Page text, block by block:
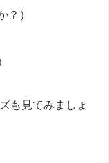
？）
も見てみましょ